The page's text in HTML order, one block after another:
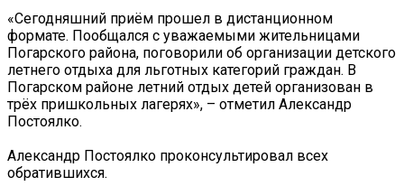
«Сегодняшний приём прошел в дистанционном
формате. Пообщался с уважаемыми жительницами
Погарского района, поговорили об организации детского
летнего отдыха для льготных категорий граждан. В
Погарском районе летний отдых детей организован в
трёх пришкольных лагерях», – отметил Александр
Постоялко.
Александр Постоялко проконсультировал всех
обратившихся.